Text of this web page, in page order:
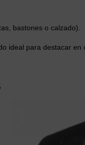
bastones o calzado).
ideal para destacar